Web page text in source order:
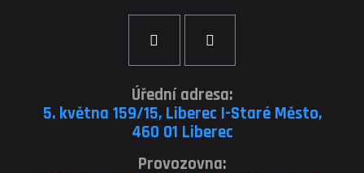
Úřední adresa:
5. května 159/15, Liberec I-Staré Město,
460 01 Liberec
Provozovna: